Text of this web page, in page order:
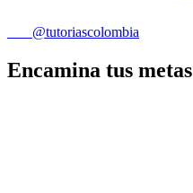
@tutoriascolombia
Encamina tus metas